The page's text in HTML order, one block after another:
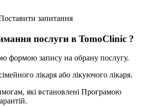
запитання
послуги в TomoClinic ?
формою запису на обрану послугу.
лікаря або лікуючого лікаря.
які встановлені Програмою